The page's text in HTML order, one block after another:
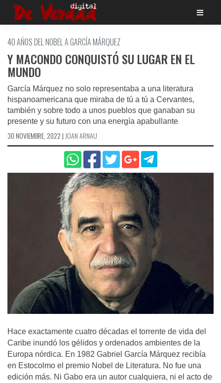
Saltar
40 AÑOS DEL NOBEL A GARCÍA MÁRQUEZ
Y MACONDO CONQUISTÓ SU LUGAR EN EL
MUNDO
García Márquez no solo representaba a una literatura
hispanoamericana que miraba de tú a tú a Cervantes,
también y sobre todo a unos pueblos que ganaban su
presente y su futuro con una energía apabullante
30 NOVIEMBRE, 2022 | JOAN ARNAU
Hace exactamente cuatro décadas el torrente de vida del
Caribe inundó los gélidos y ordenados ambientes de la
Europa nórdica. En 1982 Gabriel García Márquez recibía
en Estocolmo el premio Nobel de Literatura. No fue una
edición más. Ni Gabo era un autor cualquiera, ni el acto de